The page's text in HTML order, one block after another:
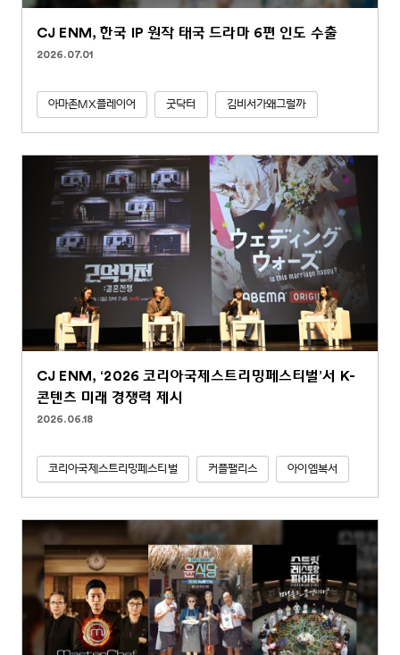
CJ ENM, 한국 IP 원작 태국 드라마 6편 인도 수출
2026.07.01
아마존MX플레이어 굿닥터 김비서가왜그럴까
CJ ENM, ‘2026 코리아국제스트리밍페스티벌’서 K-
콘텐츠 미래 경쟁력 제시
2026.06.18
코리아국제스트리밍페스티벌 커플팰리스 아이엠복서